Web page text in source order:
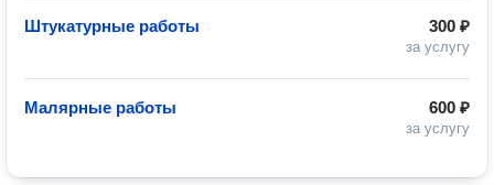
300 ₽
за услугу
Штукатурные работы
600 ₽
за услугу
Малярные работы